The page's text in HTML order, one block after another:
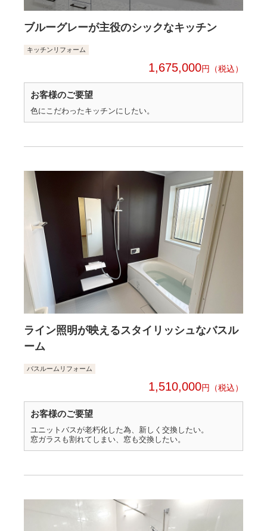
ブルーグレーが主役のシックなキッチン
キッチンリフォーム
1,675,000円
お客様のご要望
色にこだわったキッチンにしたい。
ライン照明が映えるスタイリッシュなバスル
ーム
バスルームリフォーム
1,510,000円
お客様のご要望
ユニットバスが老朽化した為、新しく交換したい。
窓ガラスも割れてしまい、窓も交換したい。